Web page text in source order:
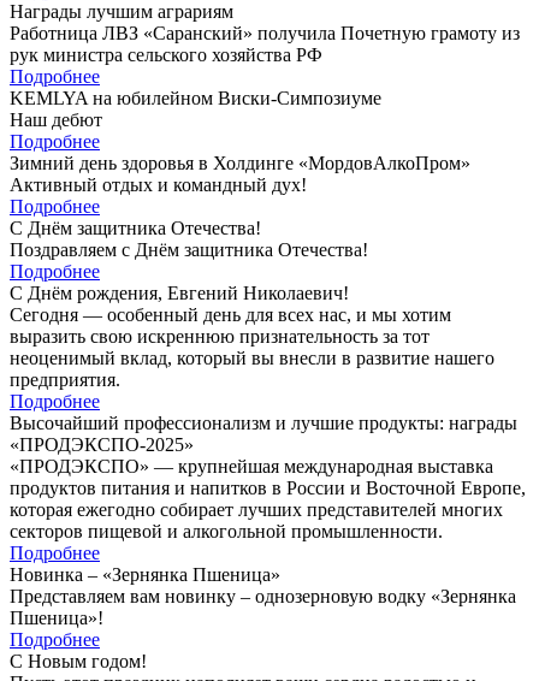
Награды лучшим аграриям
Работница ЛВЗ «Саранский» получила Почетную грамоту из
рук министра сельского хозяйства РФ
Подробнее
KEMLYA на юбилейном Виски-Симпозиуме
Наш дебют
Подробнее
Зимний день здоровья в Холдинге «МордовАлкоПром»
Активный отдых и командный дух!
Подробнее
C Днём защитника Отечества!
Поздравляем с Днём защитника Отечества!
Подробнее
С Днём рождения, Евгений Николаевич!
Сегодня — особенный день для всех нас, и мы хотим
выразить свою искреннюю признательность за тот
неоценимый вклад, который вы внесли в развитие нашего
предприятия.
Подробнее
Высочайший профессионализм и лучшие продукты: награды
«ПРОДЭКСПО-2025»
«ПРОДЭКСПО» — крупнейшая международная выставка
продуктов питания и напитков в России и Восточной Европе,
которая ежегодно собирает лучших представителей многих
секторов пищевой и алкогольной промышленности.
Подробнее
Новинка – «Зернянка Пшеница»
Представляем вам новинку – однозерновую водку «Зернянка
Пшеница»!
Подробнее
С Новым годом!